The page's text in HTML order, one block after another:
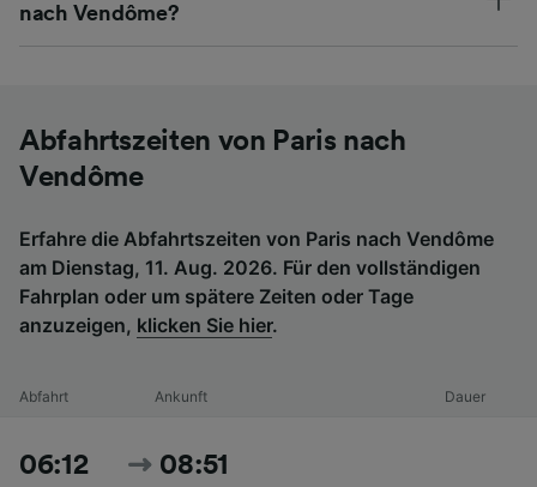
nach Vendôme?
Abfahrtszeiten von Paris nach
Vendôme
Erfahre die Abfahrtszeiten von Paris nach Vendôme
am Dienstag, 11. Aug. 2026. Für den vollständigen
Fahrplan oder um spätere Zeiten oder Tage
anzuzeigen, klicken Sie hier.
Abfahrt Ankunft Dauer
06:12 08:51